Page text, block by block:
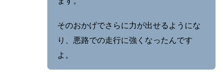
そのおかげでさらに力が出せるようにな
り、悪路での走行に強くなったんです
よ。